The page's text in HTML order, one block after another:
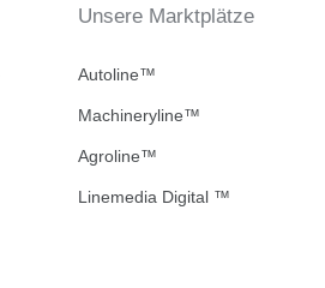
Unsere Marktplätze
Autoline™
Machineryline™
Agroline™
Linemedia Digital ™